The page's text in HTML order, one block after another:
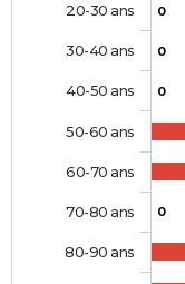
0
0
0
0
20-30 ans
30-40 ans
40-50 ans
50-60 ans
60-70 ans
70-80 ans
80-90 ans